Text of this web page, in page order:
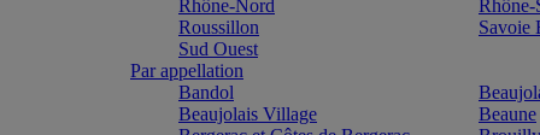
Rhône-Nord
Rhône-
Roussillon
Savoie
Sud Ouest
Par appellation
Bandol
Beaujolais Village
Beaune